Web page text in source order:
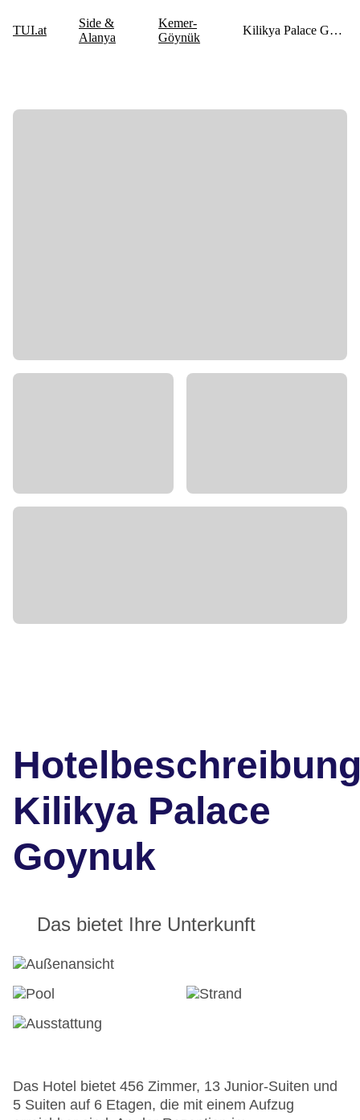
Kilikya Palace
Goynuk
Das bietet Ihre Unterkunft
Das Hotel bietet 456 Zimmer, 13 Junior-Suiten und
5 Suiten auf 6 Etagen, die mit einem Aufzug